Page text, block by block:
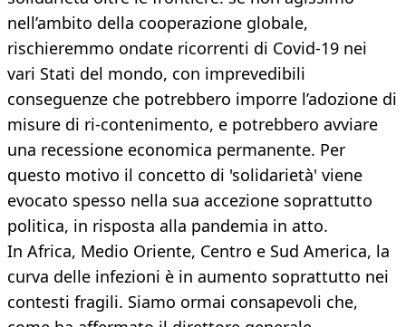
nell’ambito della cooperazione globale,
rischieremmo ondate ricorrenti di Covid-19 nei
vari Stati del mondo, con imprevedibili
conseguenze che potrebbero imporre l’adozione di
misure di ri-contenimento, e potrebbero avviare
una recessione economica permanente. Per
questo motivo il concetto di 'solidarietà' viene
evocato spesso nella sua accezione soprattutto
politica, in risposta alla pandemia in atto.
In Africa, Medio Oriente, Centro e Sud America, la
curva delle infezioni è in aumento soprattutto nei
contesti fragili. Siamo ormai consapevoli che,